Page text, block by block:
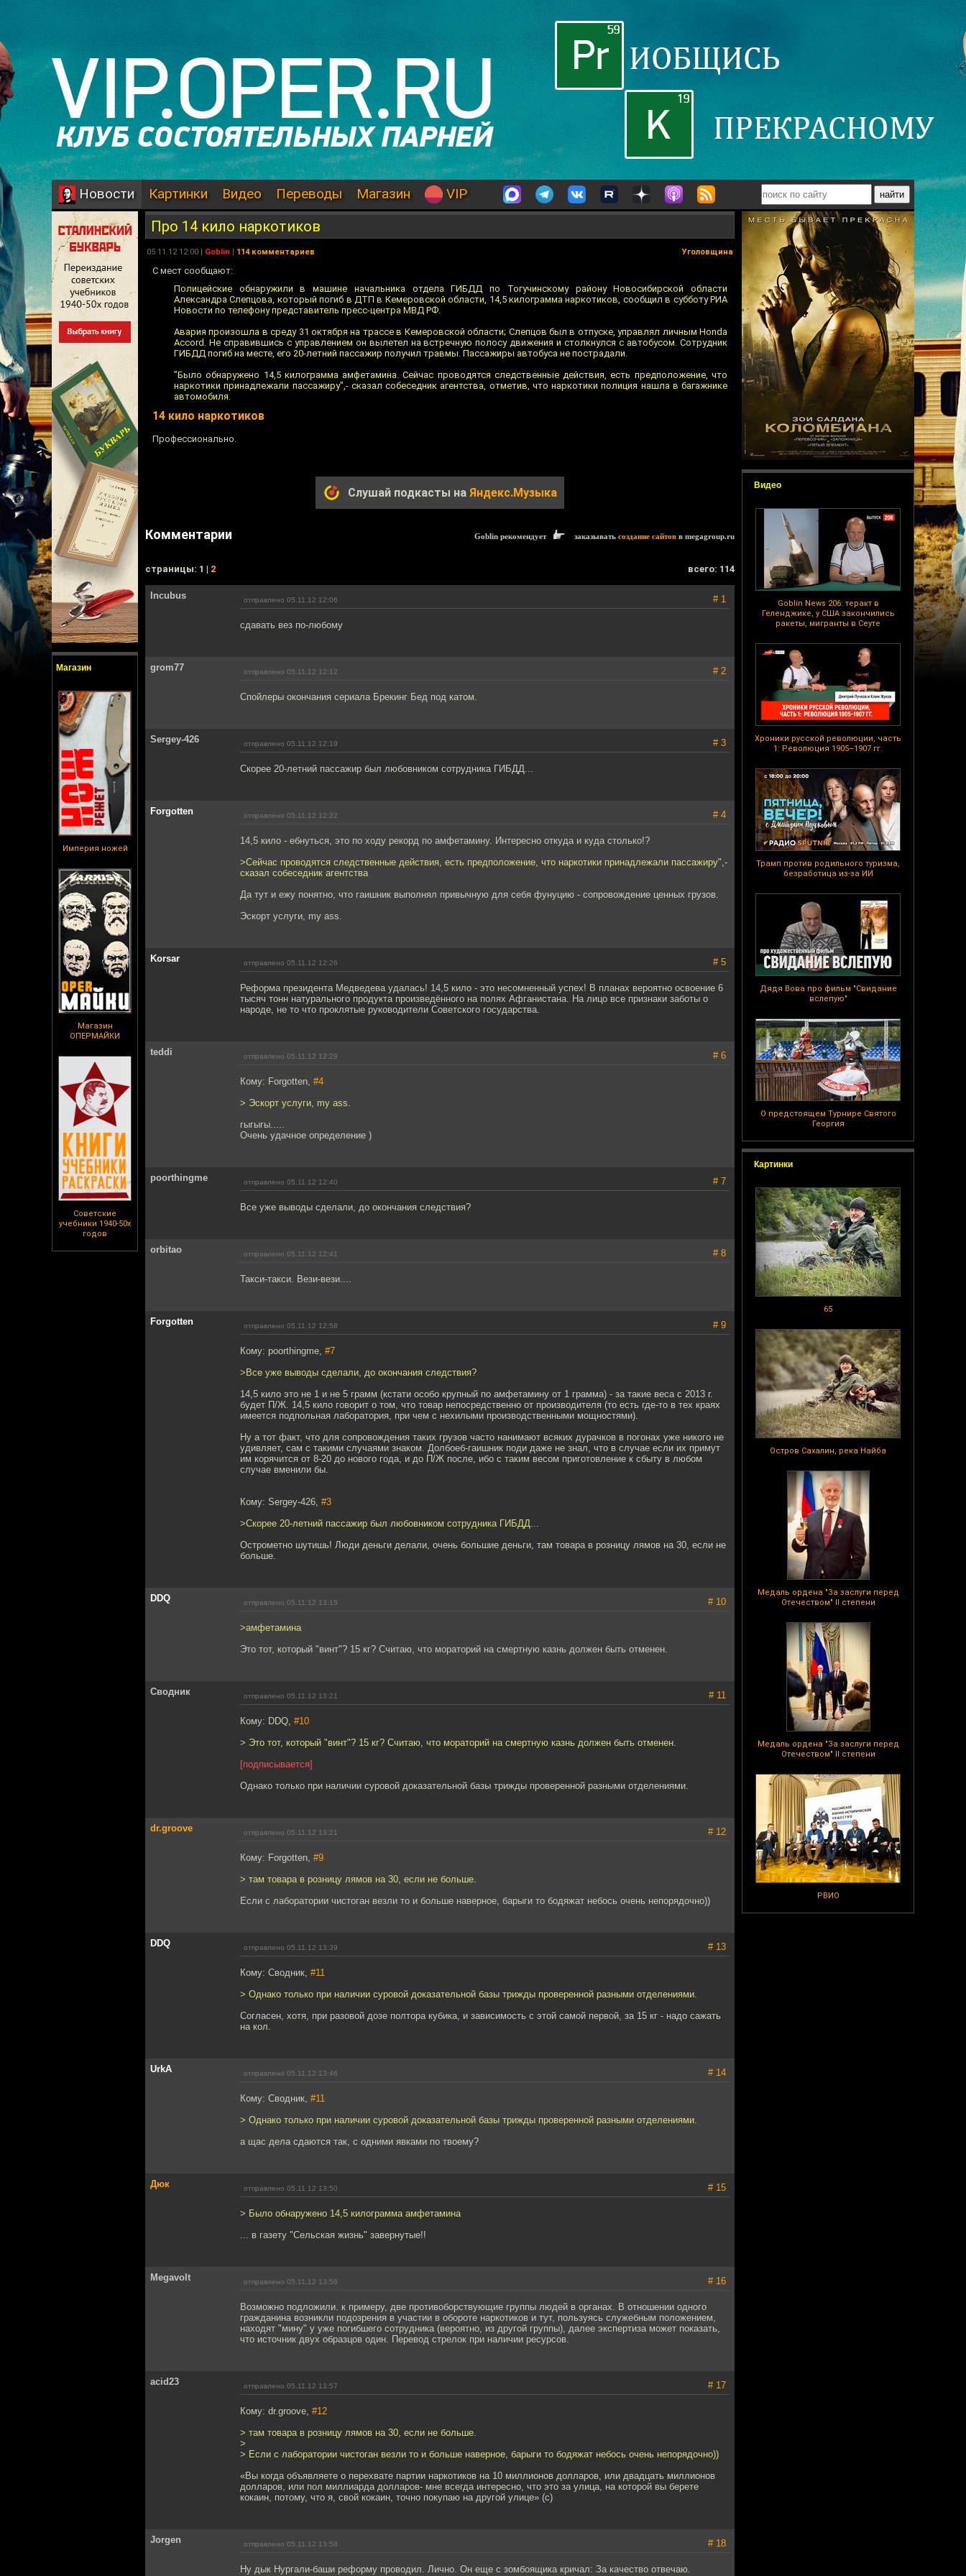
Новости Картинки Видео Переводы Магазин VIP
Магазин
Империя ножей
Магазин
ОПЕРМАЙКИ
Советские
учебники 1940-50х
годов
Видео
Goblin News 206: теракт в
Геленджике, у США закончились
ракеты, мигранты в Сеуте
Хроники русской революции, часть
1: Революция 1905–1907 гг.
Трамп против родильного туризма,
безработица из-за ИИ
Дядя Вова про фильм "Свидание
вслепую"
О предстоящем Турнире Святого
Георгия
Картинки
65
Остров Сахалин, река Найба
Медаль ордена "За заслуги перед
Отечеством" II степени
Медаль ордена "За заслуги перед
Отечеством" II степени
РВИО
Про 14 кило наркотиков
05.11.12 12:00 | Goblin | 114 комментариев Уголовщина
С мест сообщают:
Полицейские обнаружили в машине начальника отдела ГИБДД по Тогучинскому району Новосибирской области
Александра Слепцова, который погиб в ДТП в Кемеровской области, 14,5 килограмма наркотиков, сообщил в субботу РИА
Новости по телефону представитель пресс-центра МВД РФ.
Авария произошла в среду 31 октября на трассе в Кемеровской области; Слепцов был в отпуске, управлял личным Honda
Accord. Не справившись с управлением он вылетел на встречную полосу движения и столкнулся с автобусом. Сотрудник
ГИБДД погиб на месте, его 20-летний пассажир получил травмы. Пассажиры автобуса не пострадали.
"Было обнаружено 14,5 килограмма амфетамина. Сейчас проводятся следственные действия, есть предположение, что
наркотики принадлежали пассажиру",- сказал собеседник агентства, отметив, что наркотики полиция нашла в багажнике
автомобиля.
14 кило наркотиков
Профессионально.
Слушай подкасты на Яндекс.Музыка
Комментарии Goblin рекомендует заказывать создание сайтов в megagroup.ru
cтраницы: 1 | 2 всего: 114
Incubus отправлено 05.11.12 12:06 # 1
сдавать вез по-любому
grom77 отправлено 05.11.12 12:12 # 2
Спойлеры окончания сериала Брекинг Бед под катом.
Sergey-426 отправлено 05.11.12 12:19 # 3
Скорее 20-летний пассажир был любовником сотрудника ГИБДД...
Forgotten отправлено 05.11.12 12:22 # 4
14,5 кило - ебнуться, это по ходу рекорд по амфетамину. Интересно откуда и куда столько!?
>Сейчас проводятся следственные действия, есть предположение, что наркотики принадлежали пассажиру",-
сказал собеседник агентства
Да тут и ежу понятно, что гаишник выполнял привычную для себя фунуцию - сопровождение ценных грузов.
Эскорт услуги, my ass.
Korsar отправлено 05.11.12 12:26 # 5
Реформа президента Медведева удалась! 14,5 кило - это несомненный успех! В планах вероятно освоение 6
тысяч тонн натурального продукта произведённого на полях Афганистана. На лицо все признаки заботы о
народе, не то что проклятые руководители Советского государства.
teddi отправлено 05.11.12 12:29 # 6
Кому: Forgotten, #4
> Эскорт услуги, my ass.
гыгыгы.....
Очень удачное определение )
poorthingme отправлено 05.11.12 12:40 # 7
Все уже выводы сделали, до окончания следствия?
orbitao отправлено 05.11.12 12:41 # 8
Такси-такси. Вези-вези....
Forgotten отправлено 05.11.12 12:58 # 9
Кому: poorthingme, #7
>Все уже выводы сделали, до окончания следствия?
14,5 кило это не 1 и не 5 грамм (кстати особо крупный по амфетамину от 1 грамма) - за такие веса с 2013 г.
будет П/Ж. 14,5 кило говорит о том, что товар непосредственно от производителя (то есть где-то в тех краях
имеется подпольная лаборатория, при чем с нехилыми производственными мощностями).
Ну а тот факт, что для сопровождения таких грузов часто нанимают всяких дурачков в погонах уже никого не
удивляет, сам с такими случаями знаком. Долбоеб-гаишник поди даже не знал, что в случае если их примут
им корячится от 8-20 до нового года, и до П/Ж после, ибо с таким весом приготовление к сбыту в любом
случае вменили бы.
Кому: Sergey-426, #3
>Скорее 20-летний пассажир был любовником сотрудника ГИБДД...
Острометно шутишь! Люди деньги делали, очень большие деньги, там товара в розницу лямов на 30, если не
больше.
DDQ отправлено 05.11.12 13:15 # 10
>амфетамина
Это тот, который "винт"? 15 кг? Считаю, что мораторий на смертную казнь должен быть отменен.
Сводник отправлено 05.11.12 13:21 # 11
Кому: DDQ, #10
> Это тот, который "винт"? 15 кг? Считаю, что мораторий на смертную казнь должен быть отменен.
[подписывается]
Однако только при наличии суровой доказательной базы трижды проверенной разными отделениями.
dr.groove отправлено 05.11.12 13:21 # 12
Кому: Forgotten, #9
> там товара в розницу лямов на 30, если не больше.
Если с лаборатории чистоган везли то и больше наверное, барыги то бодяжат небось очень непорядочно))
DDQ отправлено 05.11.12 13:39 # 13
Кому: Сводник, #11
> Однако только при наличии суровой доказательной базы трижды проверенной разными отделениями.
Согласен, хотя, при разовой дозе полтора кубика, и зависимость с этой самой первой, за 15 кг - надо сажать
на кол.
UrkA отправлено 05.11.12 13:46 # 14
Кому: Сводник, #11
> Однако только при наличии суровой доказательной базы трижды проверенной разными отделениями.
а щас дела сдаются так, с одними явками по твоему?
Дюк отправлено 05.11.12 13:50 # 15
> Было обнаружено 14,5 килограмма амфетамина
... в газету "Сельская жизнь" завернутые!!
Megavolt отправлено 05.11.12 13:56 # 16
Возможно подложили. к примеру, две противоборствующие группы людей в органах. В отношении одного
гражданина возникли подозрения в участии в обороте наркотиков и тут, пользуясь служебным положением,
находят "мину" у уже погибшего сотрудника (вероятно, из другой группы), далее экспертиза может показать,
что источник двух образцов один. Перевод стрелок при наличии ресурсов.
acid23 отправлено 05.11.12 13:57 # 17
Кому: dr.groove, #12
> там товара в розницу лямов на 30, если не больше.
>
> Если с лаборатории чистоган везли то и больше наверное, барыги то бодяжат небось очень непорядочно))
«Вы когда объявляете о перехвате партии наркотиков на 10 миллионов долларов, или двадцать миллионов
долларов, или пол миллиарда долларов- мне всегда интересно, что это за улица, на которой вы берете
кокаин, потому, что я, свой кокаин, точно покупаю на другой улице» (с)
Jorgen отправлено 05.11.12 13:58 # 18
Ну дык Нургали-баши реформу проводил. Лично. Он еще с зомбоящика кричал: За качество отвечаю.